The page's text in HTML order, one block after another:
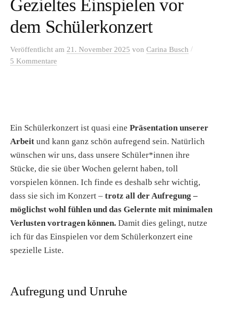
Gezieltes Einspielen vor
dem Schülerkonzert
Veröffentlicht am 21. November 2025 von Carina Busch /
5 Kommentare
Ein Schülerkonzert ist quasi eine Präsentation unserer
Arbeit und kann ganz schön aufregend sein. Natürlich
wünschen wir uns, dass unsere Schüler*innen ihre
Stücke, die sie über Wochen gelernt haben, toll
vorspielen können. Ich finde es deshalb sehr wichtig,
dass sie sich im Konzert – trotz all der Aufregung –
möglichst wohl fühlen und das Gelernte mit minimalen
Verlusten vortragen können. Damit dies gelingt, nutze
ich für das Einspielen vor dem Schülerkonzert eine
spezielle Liste.
Aufregung und Unruhe